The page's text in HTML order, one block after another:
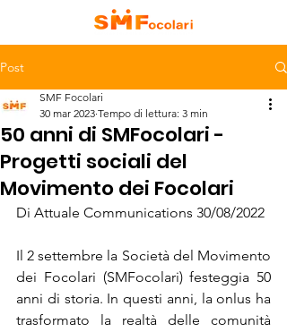
Post
50 anni di SMFocolari -
Progetti sociali del
Movimento dei Focolari
SMF Focolari
30 mar 2023 Tempo di lettura: 3 min
Di Attuale Communications 30/08/2022
Il 2 settembre la Società del Movimento
dei Focolari (SMFocolari) festeggia 50
anni di storia. In questi anni, la onlus ha
trasformato la realtà delle comunità